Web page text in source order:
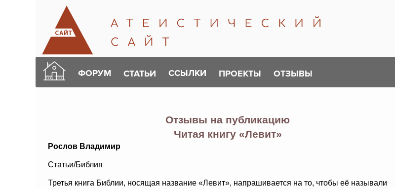
ФОРУМ СТАТЬИ ССЫЛКИ ПРОЕКТЫ ОТЗЫВЫ
Отзывы на публикацию
Читая книгу «Левит»
Рослов Владимир
Статьи/Библия
Третья книга Библии, носящая название «Левит», напрашивается на то, чтобы её называли